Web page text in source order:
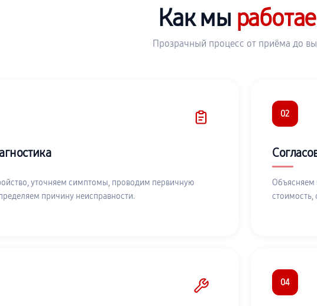
Как мы
Прозрачный процесс от приёма до
уточняем симптомы, проводим первичную
причину неисправности.
02
Объясняем
стоимость,
04